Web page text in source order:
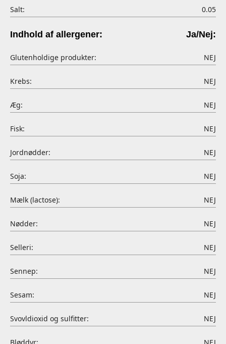
Salt: 0.05
Indhold af allergener: Ja/Nej:
Glutenholdige produkter: NEJ
Krebs: NEJ
Æg: NEJ
Fisk: NEJ
Jordnødder: NEJ
Soja: NEJ
Mælk (lactose): NEJ
Nødder: NEJ
Selleri: NEJ
Sennep: NEJ
Sesam: NEJ
Svovldioxid og sulfitter: NEJ